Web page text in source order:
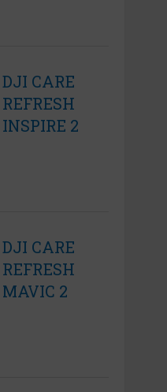
DJI CARE
REFRESH
INSPIRE 2
DJI CARE
REFRESH
MAVIC 2